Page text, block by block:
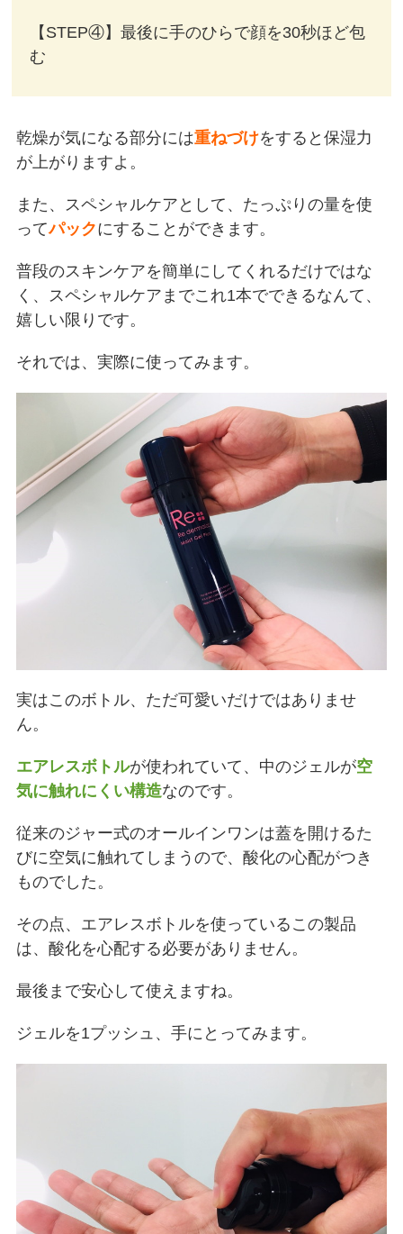
【STEP④】最後に手のひらで顔を30秒ほど包
む
乾燥が気になる部分には重ねづけをすると保湿力
が上がりますよ。
また、スペシャルケアとして、たっぷりの量を使
ってパックにすることができます。
普段のスキンケアを簡単にしてくれるだけではな
く、スペシャルケアまでこれ1本でできるなんて、
嬉しい限りです。
それでは、実際に使ってみます。
実はこのボトル、ただ可愛いだけではありませ
ん。
エアレスボトルが使われていて、中のジェルが空
気に触れにくい構造なのです。
従来のジャー式のオールインワンは蓋を開けるた
びに空気に触れてしまうので、酸化の心配がつき
ものでした。
その点、エアレスボトルを使っているこの製品
は、酸化を心配する必要がありません。
最後まで安心して使えますね。
ジェルを1プッシュ、手にとってみます。